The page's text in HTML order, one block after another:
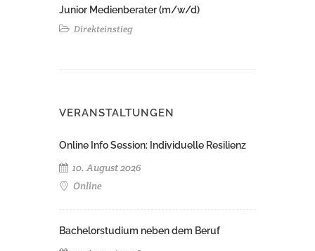
Junior Medienberater (m/w/d)
Direkteinstieg
VERANSTALTUNGEN
Online Info Session: Individuelle Resilienz
10. August 2026
Online
Bachelorstudium neben dem Beruf